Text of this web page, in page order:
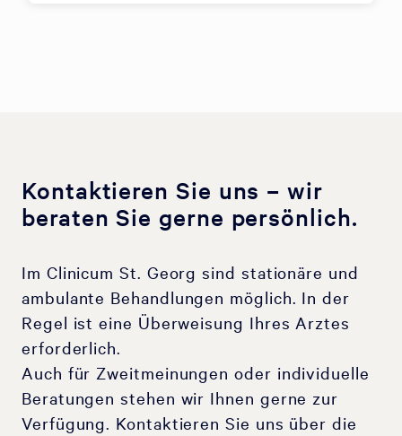
Kontaktieren Sie uns – wir
beraten Sie gerne persönlich.
Im Clinicum St. Georg sind stationäre und
ambulante Behandlungen möglich. In der
Regel ist eine Überweisung Ihres Arztes
erforderlich.
Auch für Zweitmeinungen oder individuelle
Beratungen stehen wir Ihnen gerne zur
Verfügung. Kontaktieren Sie uns über die